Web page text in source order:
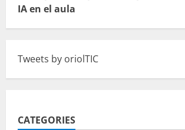
IA en el aula
Tweets by oriolTIC
CATEGORIES